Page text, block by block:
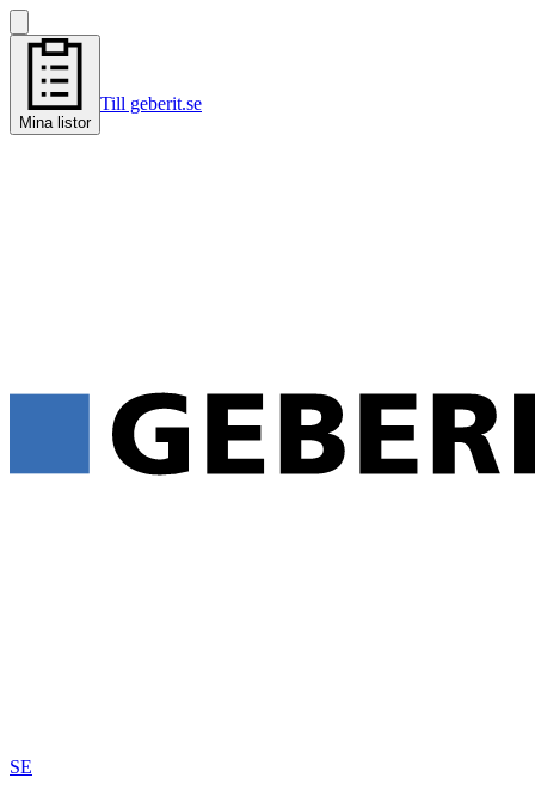
Mina listor
Till geberit.se
SE